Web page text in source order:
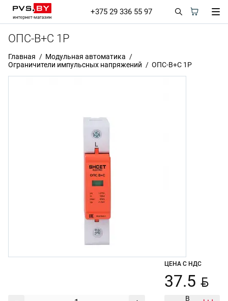
+375 29 336 55 97
ОПС-В+С 1Р
Главная
Модульная автоматика
Ограничители импульсных напряжений
ОПС-В+С 1Р
ЦЕНА С НДС
37.5 BYN
В